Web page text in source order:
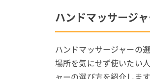
ハンドマッサージ
ハンドマッサージャーの
場所を気にせず使いたい